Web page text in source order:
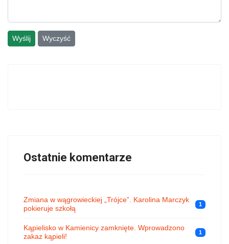
Wyślij Wyczyść
Ostatnie komentarze
Zmiana w wągrowieckiej „Trójce”. Karolina Marczyk
pokieruje szkołą
1
Kąpielisko w Kamienicy zamknięte. Wprowadzono
zakaz kąpieli!
1